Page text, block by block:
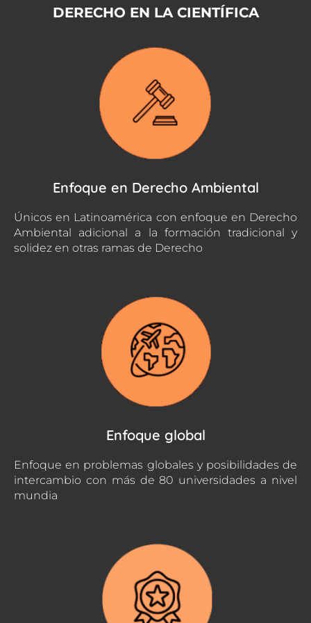
DERECHO EN LA CIENTÍFICA
Enfoque en Derecho Ambiental
Únicos en Latinoamérica con enfoque en Derecho
Ambiental adicional a la formación tradicional y
solidez en otras ramas de Derecho
Enfoque global
Enfoque en problemas globales y posibilidades de
intercambio con más de 80 universidades a nivel
mundia